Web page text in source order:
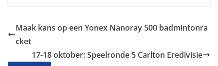
Maak kans op een Yonex Nanoray 500 badmintonra
cket
17-18 oktober: Speelronde 5 Carlton Eredivisie